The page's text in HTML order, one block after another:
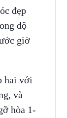
đẹp
độ
giờ
hai với
và
hòa 1-